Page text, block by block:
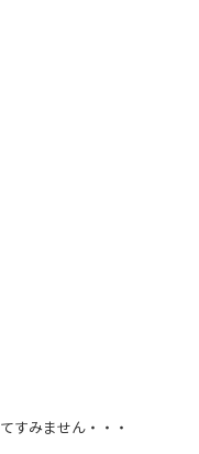
すみません・・・